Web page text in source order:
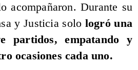
acompañaron. Durante su
y Justicia solo logró una
partidos, empatando y
ocasiones cada uno.